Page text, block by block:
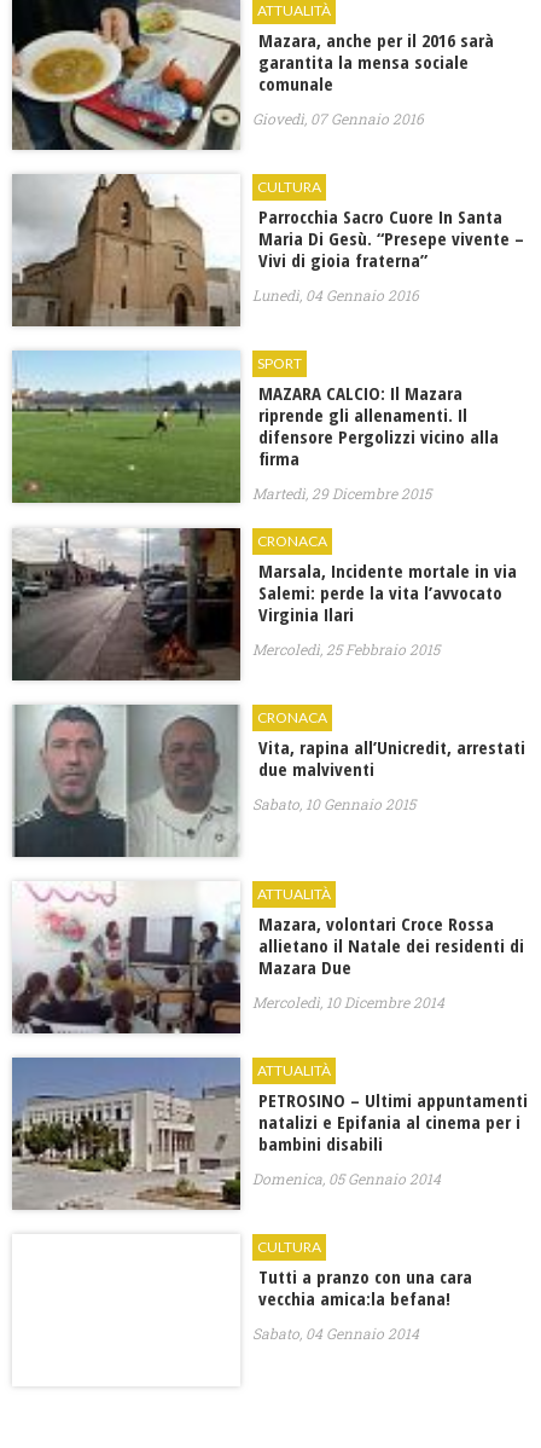
ATTUALITÀ
Mazara, anche per il 2016 sarà
garantita la mensa sociale
comunale
Giovedì, 07 Gennaio 2016
CULTURA
Parrocchia Sacro Cuore In Santa
Maria Di Gesù. “Presepe vivente –
Vivi di gioia fraterna”
Lunedì, 04 Gennaio 2016
SPORT
MAZARA CALCIO: Il Mazara
riprende gli allenamenti. Il
difensore Pergolizzi vicino alla
firma
Martedì, 29 Dicembre 2015
CRONACA
Marsala, Incidente mortale in via
Salemi: perde la vita l’avvocato
Virginia Ilari
Mercoledì, 25 Febbraio 2015
CRONACA
Vita, rapina all’Unicredit, arrestati
due malviventi
Sabato, 10 Gennaio 2015
ATTUALITÀ
Mazara, volontari Croce Rossa
allietano il Natale dei residenti di
Mazara Due
Mercoledì, 10 Dicembre 2014
ATTUALITÀ
PETROSINO – Ultimi appuntamenti
natalizi e Epifania al cinema per i
bambini disabili
Domenica, 05 Gennaio 2014
CULTURA
Tutti a pranzo con una cara
vecchia amica:la befana!
Sabato, 04 Gennaio 2014